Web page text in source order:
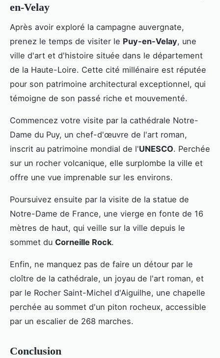
en-Velay
Après avoir exploré la campagne auvergnate,
prenez le temps de visiter le Puy-en-Velay, une
ville d'art et d'histoire située dans le département
de la Haute-Loire. Cette cité millénaire est réputée
pour son patrimoine architectural exceptionnel, qui
témoigne de son passé riche et mouvementé.
Commencez votre visite par la cathédrale Notre-
Dame du Puy, un chef-d'œuvre de l'art roman,
inscrit au patrimoine mondial de l'UNESCO. Perchée
sur un rocher volcanique, elle surplombe la ville et
offre une vue imprenable sur les environs.
Poursuivez ensuite par la visite de la statue de
Notre-Dame de France, une vierge en fonte de 16
mètres de haut, qui veille sur la ville depuis le
sommet du Corneille Rock.
Enfin, ne manquez pas de faire un détour par le
cloître de la cathédrale, un joyau de l'art roman, et
par le Rocher Saint-Michel d'Aiguilhe, une chapelle
perchée au sommet d'un piton rocheux, accessible
par un escalier de 268 marches.
Conclusion